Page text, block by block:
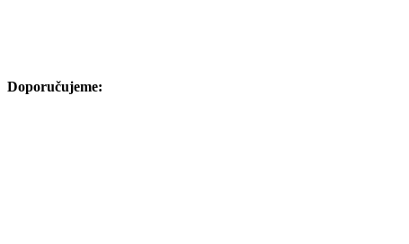
Doporučujeme: